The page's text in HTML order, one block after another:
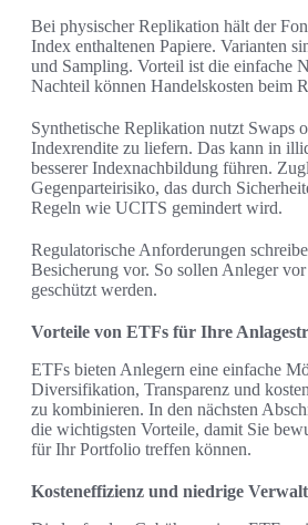
Bei physischer Replikation hält der
Index enthaltenen Papiere. Varianten
und Sampling. Vorteil ist die einfache
Nachteil können Handelskosten beim
Synthetische Replikation nutzt Swaps
Indexrendite zu liefern. Das kann in
besserer Indexnachbildung führen.
Gegenparteirisiko, das durch
Regeln wie UCITS gemindert wird.
Regulatorische Anforderungen
Besicherung vor. So sollen Anleger
geschützt werden.
Vorteile von ETFs für Ihre
ETFs bieten Anlegern eine einfache
Diversifikation, Transparenz und
zu kombinieren. In den nächsten
die wichtigsten Vorteile, damit Sie
für Ihr Portfolio treffen können.
Kosteneffizienz und niedrige